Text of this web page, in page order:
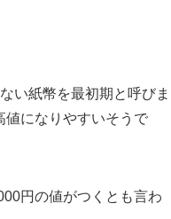
い紙幣を最初期と呼びま
値になりやすいそうで
円の値がつくとも言わ